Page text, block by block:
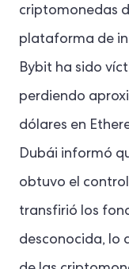
criptomonedas
plataforma de
Bybit ha sido
perdiendo
dólares en
Dubái informó
obtuvo el
transfirió los
desconocida, lo